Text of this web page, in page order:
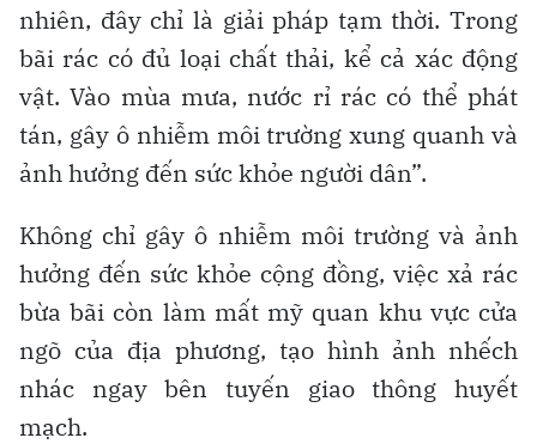
nhiên, đây chỉ là giải pháp tạm thời. Trong
bãi rác có đủ loại chất thải, kể cả xác động
vật. Vào mùa mưa, nước rỉ rác có thể phát
tán, gây ô nhiễm môi trường xung quanh và
ảnh hưởng đến sức khỏe người dân”.
Không chỉ gây ô nhiễm môi trường và ảnh
hưởng đến sức khỏe cộng đồng, việc xả rác
bừa bãi còn làm mất mỹ quan khu vực cửa
ngõ của địa phương, tạo hình ảnh nhếch
nhác ngay bên tuyến giao thông huyết
mạch.